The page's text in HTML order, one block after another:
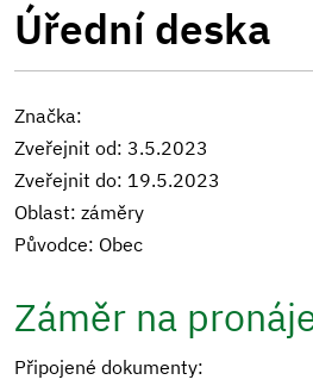
Úřední deska
Značka:
Zveřejnit od: 3.5.2023
Zveřejnit do: 19.5.2023
Oblast: záměry
Původce: Obec
Záměr na
Připojené dokumenty: